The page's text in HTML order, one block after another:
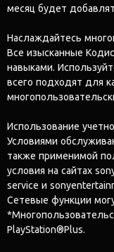
месяц будет
Наслаждайтесь
Все изысканные
навыками.
всего подходят для
Использование
Условиями
также применимой
условия на сайтах
service и
Сетевые функции
PlayStation®Plus.